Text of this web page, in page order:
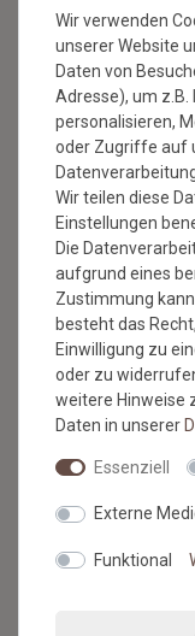
Jetzt anmelden:
und erfahren Sie
erstes.*
VORNAME
Newsletter
Hiermit bestätige
habe. Meine
* Mit der Anmeldung für
Sortiment per E-Mail
Wir verwenden
unserer Website
Daten von
Adresse), um
personalisieren,
oder Zugriffe auf
Wir teilen diese
Einstellungen
Die
aufgrund eines
Zustimmung
besteht das
Einwilligung zu
oder zu
weitere Hinweise
Daten in unserer
Essenziell
Externe
Funktional